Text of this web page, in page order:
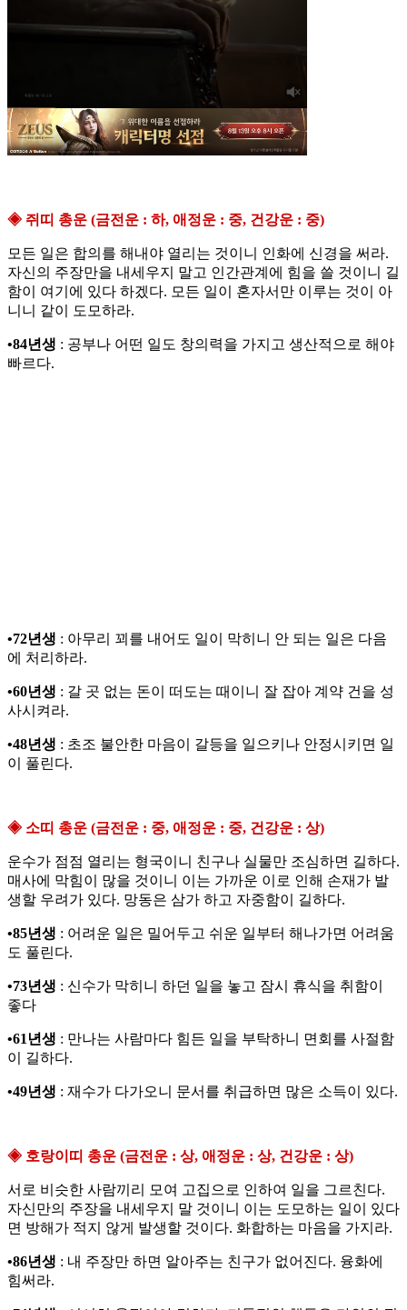
◈ 쥐띠 총운 (금전운 : 하, 애정운 : 중, 건강운 : 중)
모든 일은 합의를 해내야 열리는 것이니 인화에 신경을 써라.
자신의 주장만을 내세우지 말고 인간관계에 힘을 쓸 것이니 길
함이 여기에 있다 하겠다. 모든 일이 혼자서만 이루는 것이 아
니니 같이 도모하라.
•84년생 : 공부나 어떤 일도 창의력을 가지고 생산적으로 해야
빠르다.
•72년생 : 아무리 꾀를 내어도 일이 막히니 안 되는 일은 다음
에 처리하라.
•60년생 : 갈 곳 없는 돈이 떠도는 때이니 잘 잡아 계약 건을 성
사시켜라.
•48년생 : 초조 불안한 마음이 갈등을 일으키나 안정시키면 일
이 풀린다.
◈ 소띠 총운 (금전운 : 중, 애정운 : 중, 건강운 : 상)
운수가 점점 열리는 형국이니 친구나 실물만 조심하면 길하다.
매사에 막힘이 많을 것이니 이는 가까운 이로 인해 손재가 발
생할 우려가 있다. 망동은 삼가 하고 자중함이 길하다.
•85년생 : 어려운 일은 밀어두고 쉬운 일부터 해나가면 어려움
도 풀린다.
•73년생 : 신수가 막히니 하던 일을 놓고 잠시 휴식을 취함이
좋다
•61년생 : 만나는 사람마다 힘든 일을 부탁하니 면회를 사절함
이 길하다.
•49년생 : 재수가 다가오니 문서를 취급하면 많은 소득이 있다.
◈ 호랑이띠 총운 (금전운 : 상, 애정운 : 상, 건강운 : 상)
서로 비슷한 사람끼리 모여 고집으로 인하여 일을 그르친다.
자신만의 주장을 내세우지 말 것이니 이는 도모하는 일이 있다
면 방해가 적지 않게 발생할 것이다. 화합하는 마음을 가지라.
•86년생 : 내 주장만 하면 알아주는 친구가 없어진다. 융화에
힘써라.